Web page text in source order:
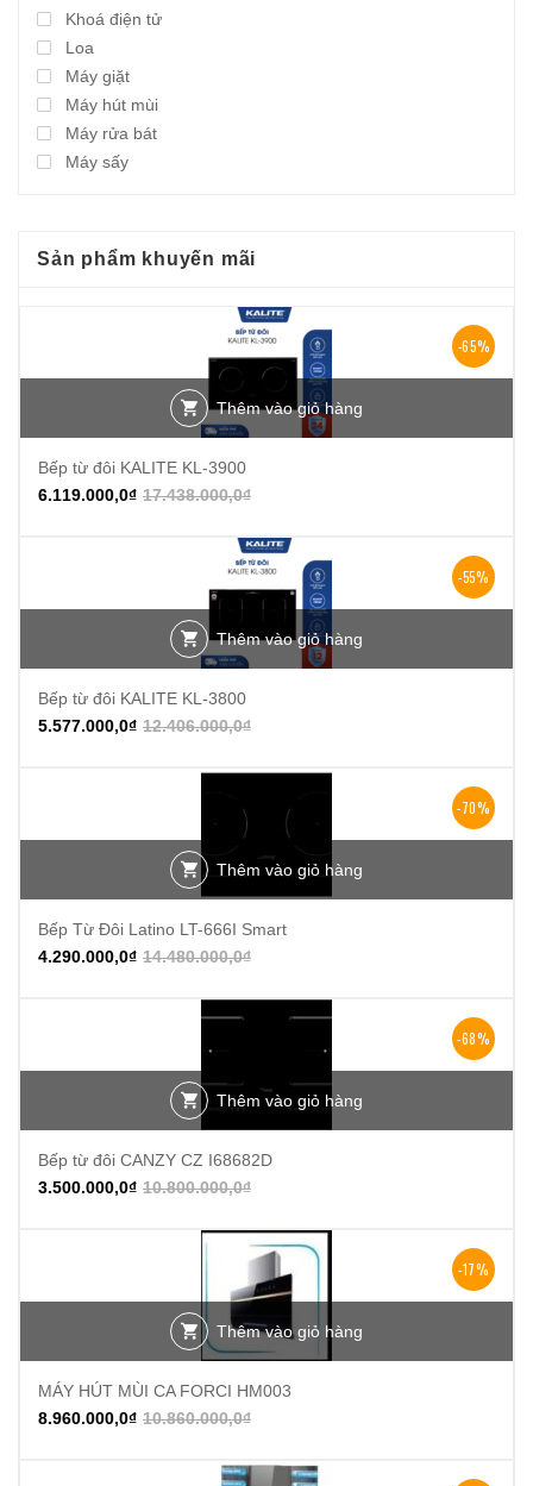
Khoá điện tử
Loa
Máy giặt
Máy hút mùi
Máy rửa bát
Máy sấy
Sản phẩm khuyến mãi
-65%
Thêm vào giỏ hàng
Bếp từ đôi KALITE KL-3900
17.438.000,0₫
6.119.000,0₫
-55%
Thêm vào giỏ hàng
Bếp từ đôi KALITE KL-3800
12.406.000,0₫
5.577.000,0₫
-70%
Thêm vào giỏ hàng
Bếp Từ Đôi Latino LT-666I Smart
14.480.000,0₫
4.290.000,0₫
-68%
Thêm vào giỏ hàng
Bếp từ đôi CANZY CZ I68682D
10.800.000,0₫
3.500.000,0₫
-17%
Thêm vào giỏ hàng
MÁY HÚT MÙI CA FORCI HM003
10.860.000,0₫
8.960.000,0₫